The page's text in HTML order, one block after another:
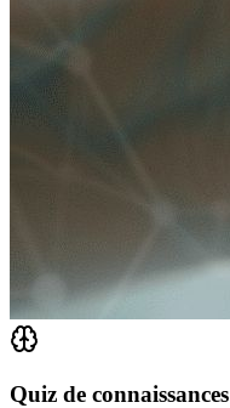
Quiz de connaissances